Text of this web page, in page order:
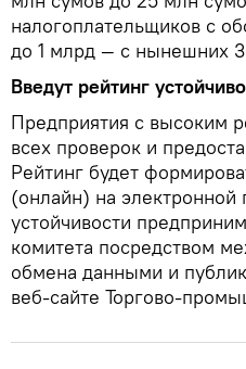
налогоплательщиков с
до 1 млрд — с нынешних
Введут рейтинг
Предприятия с высоким
всех проверок и
Рейтинг будет
(онлайн) на
устойчивости
комитета посредством
обмена данными и
веб-сайте Торгово-